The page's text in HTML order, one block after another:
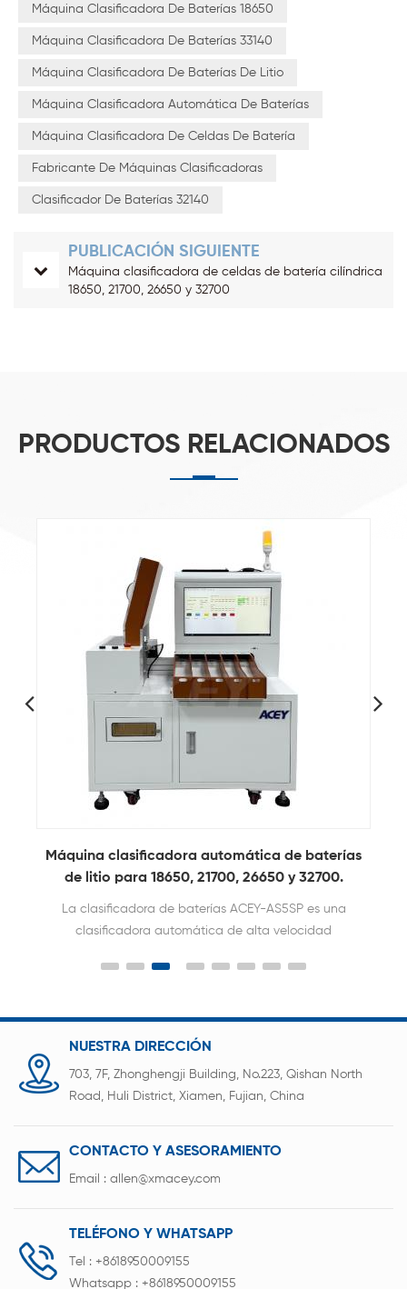
Máquina Clasificadora De Baterías 18650
Máquina Clasificadora De Baterías 33140
Máquina Clasificadora De Baterías De Litio
Máquina Clasificadora Automática De Baterías
Máquina Clasificadora De Celdas De Batería
Fabricante De Máquinas Clasificadoras
Clasificador De Baterías 32140
PUBLICACIÓN SIGUIENTE
Máquina clasificadora de celdas de batería cilíndrica
18650, 21700, 26650 y 32700
PRODUCTOS RELACIONADOS
Máquina clasificadora automática de baterías
de litio para 18650, 21700, 26650 y 32700.
La clasificadora de baterías ACEY-AS5SP es una
clasificadora automática de alta velocidad
32650 y 32700. Con una capacidad de 3200
piezas/hora y una integración perfecta con MES,
Industria 4.0 para el ensamblaje profesional de
paquetes de baterías.
NUESTRA DIRECCIÓN
703, 7F, Zhonghengji Building, No.223, Qishan North
Road, Huli District, Xiamen, Fujian, China
CONTACTO Y ASESORAMIENTO
Email : allen@xmacey.com
TELÉFONO Y WHATSAPP
Tel : +8618950009155
Whatsapp : +8618950009155